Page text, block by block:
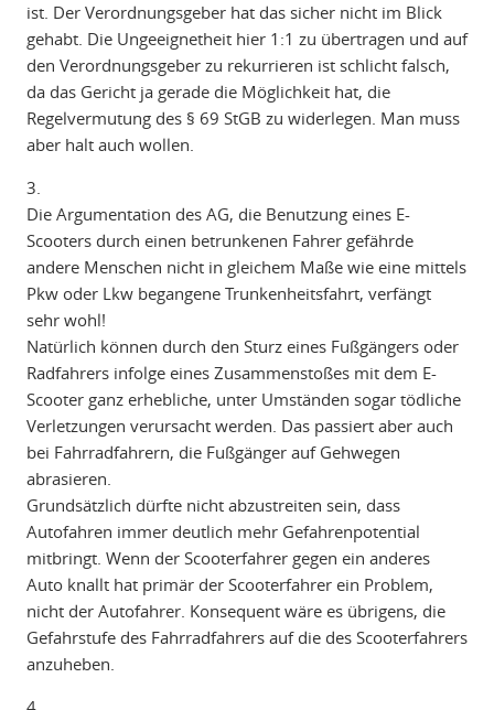
ist. Der Verordnungsgeber hat das sicher nicht im Blick
gehabt. Die Ungeeignetheit hier 1:1 zu übertragen und auf
den Verordnungsgeber zu rekurrieren ist schlicht falsch,
da das Gericht ja gerade die Möglichkeit hat, die
Regelvermutung des § 69 StGB zu widerlegen. Man muss
aber halt auch wollen.
3.
Die Argumentation des AG, die Benutzung eines E-
Scooters durch einen betrunkenen Fahrer gefährde
andere Menschen nicht in gleichem Maße wie eine mittels
Pkw oder Lkw begangene Trunkenheitsfahrt, verfängt
sehr wohl!
Natürlich können durch den Sturz eines Fußgängers oder
Radfahrers infolge eines Zusammenstoßes mit dem E-
Scooter ganz erhebliche, unter Umständen sogar tödliche
Verletzungen verursacht werden. Das passiert aber auch
bei Fahrradfahrern, die Fußgänger auf Gehwegen
abrasieren.
Grundsätzlich dürfte nicht abzustreiten sein, dass
Autofahren immer deutlich mehr Gefahrenpotential
mitbringt. Wenn der Scooterfahrer gegen ein anderes
Auto knallt hat primär der Scooterfahrer ein Problem,
nicht der Autofahrer. Konsequent wäre es übrigens, die
Gefahrstufe des Fahrradfahrers auf die des Scooterfahrers
anzuheben.